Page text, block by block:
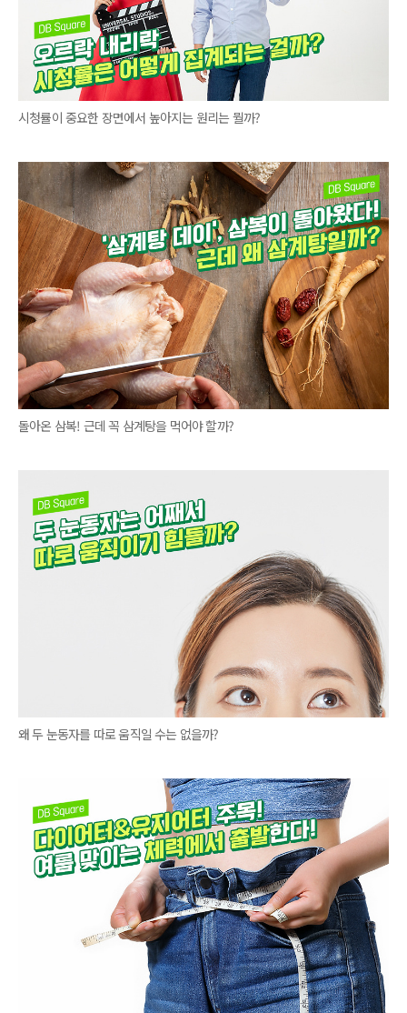
시청률이 중요한 장면에서 높아지는 원리는 뭘까?
돌아온 삼복! 근데 꼭 삼계탕을 먹어야 할까?
왜 두 눈동자를 따로 움직일 수는 없을까?